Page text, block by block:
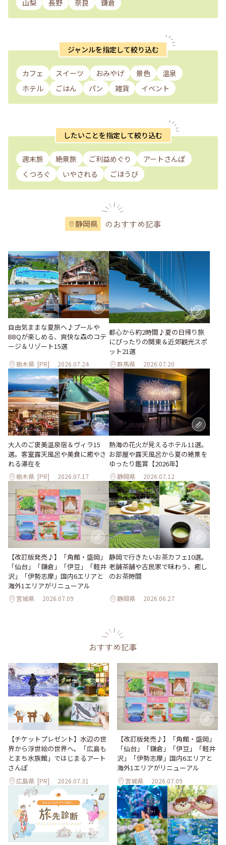
山梨 長野 奈良 鎌倉
ジャンルを指定して絞り込む
カフェ スイーツ おみやげ 景色
温泉
ホテル
ごはん パン 雑貨 イベント
したいことを指定して絞り込む
週末旅 絶景旅 ご利益めぐり
アートさんぽ
くつろぐ
いやされる ごほうび
静岡県 のおすすめ記事
自由気ままな夏旅へ♪プールや
BBQが楽しめる、爽快な森のコテ
ージ＆リゾート15選
栃木県 [PR] 2026.07.24
都心から約2時間♪夏の日帰り旅
にぴったりの関東＆近郊観光スポ
ット21選
群馬県 2026.07.20
大人のご褒美温泉宿＆ヴィラ15
選。客室露天風呂や美食に癒やさ
れる滞在を
栃木県 [PR] 2026.07.17
熱海の花火が見えるホテル11選。
お部屋や露天風呂から夏の絶景を
ゆったり鑑賞【2026年】
静岡県 2026.07.12
【改訂版発売♪】「角館・盛岡」
「仙台」「鎌倉」「伊豆」「軽井
沢」「伊勢志摩」国内6エリアと
海外1エリアがリニューアル
宮城県 2026.07.09
静岡で行きたいお茶カフェ10選。
老舗茶舗や古民家で味わう、癒し
のお茶時間
静岡県 2026.06.27
おすすめ記事
【チケットプレゼント】水辺の世
界から浮世絵の世界へ。「広島も
とまち水族館」ではじまるアート
さんぽ
広島県 [PR] 2026.07.31
【改訂版発売♪】「角館・盛岡」
「仙台」「鎌倉」「伊豆」「軽井
沢」「伊勢志摩」国内6エリアと
海外1エリアがリニューアル
宮城県 2026.07.09